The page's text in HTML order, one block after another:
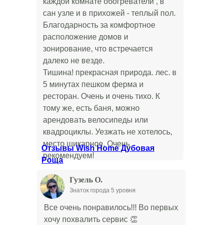
сан узле и в прихожей - теплый пол.
Благодарность за комфортное
расположение домов и
зонирование, что встречается
далеко не везде.
Тишина! прекрасная природа. лес. в
5 минутах пешком ферма и
ресторан. Очень и очень тихо. К
тому же, есть баня, можно
арендовать велосипеды или
квадроциклы. Уезжать не хотелось,
место шикарное. Очень
рекомендуем!
Все очень понравилось!!! Во первых
хочу похвалить сервис 👏
Знаток города 5 уровня
Гузель О.
Отзывы Wish Home Дубовая
Роща